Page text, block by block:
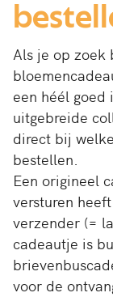
Als je op zoek
een héél
uitgebreide
direct bij
bestellen.
Een origineel
versturen
verzender (=
cadeautje is
voor de